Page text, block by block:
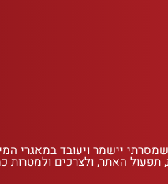
יישמר ויעובד במאגרי
תפעול האתר, ולצרכים